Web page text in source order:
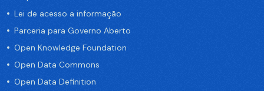
Lei de acesso a informação
Parceria para Governo Aberto
Open Knowledge Foundation
Open Data Commons
Open Data Definition